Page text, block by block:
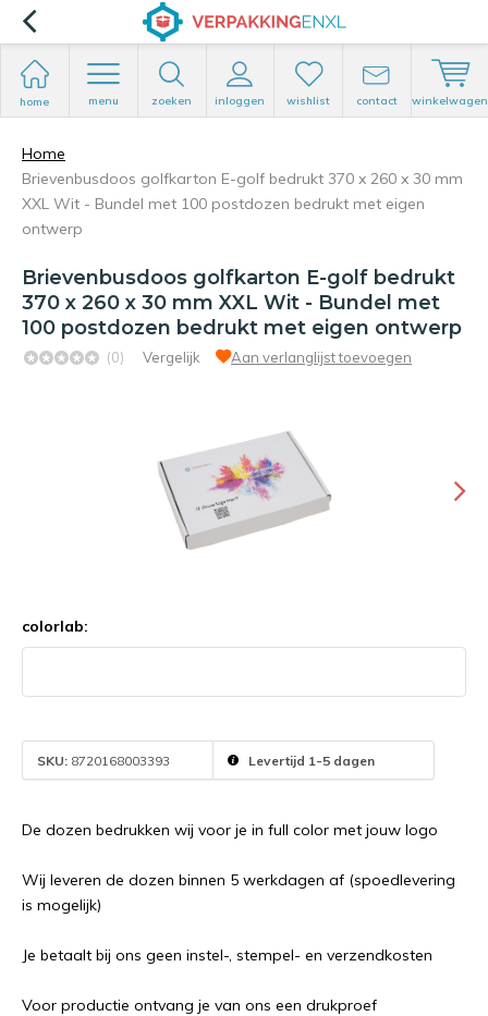
home menu zoeken inloggen wishlist contact winkelwagen
Home
Brievenbusdoos golfkarton E-golf bedrukt 370 x 260 x 30 mm
XXL Wit - Bundel met 100 postdozen bedrukt met eigen
ontwerp
Brievenbusdoos golfkarton E-golf bedrukt
370 x 260 x 30 mm XXL Wit - Bundel met
100 postdozen bedrukt met eigen ontwerp
(0) Vergelijk Aan verlanglijst toevoegen
colorlab:
SKU: 8720168003393 Levertijd 1-5 dagen
De dozen bedrukken wij voor je in full color met jouw logo
Wij leveren de dozen binnen 5 werkdagen af (spoedlevering
is mogelijk)
Je betaalt bij ons geen instel-, stempel- en verzendkosten
Voor productie ontvang je van ons een drukproef